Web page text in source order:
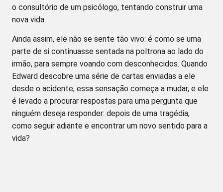
o consultório de um psicólogo, tentando construir uma
nova vida.
Ainda assim, ele não se sente tão vivo: é como se uma
parte de si continuasse sentada na poltrona ao lado do
irmão, para sempre voando com desconhecidos. Quando
Edward descobre uma série de cartas enviadas a ele
desde o acidente, essa sensação começa a mudar, e ele
é levado a procurar respostas para uma pergunta que
ninguém deseja responder: depois de uma tragédia,
como seguir adiante e encontrar um novo sentido para a
vida?